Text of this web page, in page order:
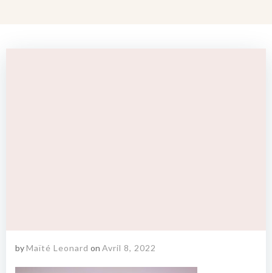
byMaïté Leonard on Avril 8, 2022